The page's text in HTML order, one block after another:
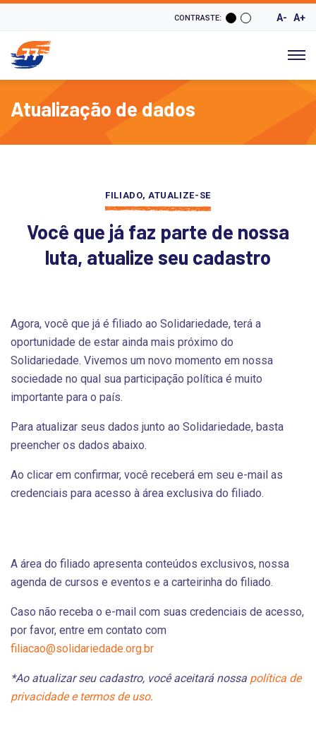
CONTRASTE: A- A+
Atualização de dados
FILIADO, ATUALIZE-SE
Você que já faz parte de nossa
luta, atualize seu cadastro
Agora, você que já é filiado ao Solidariedade, terá a
oportunidade de estar ainda mais próximo do
Solidariedade. Vivemos um novo momento em nossa
sociedade no qual sua participação política é muito
importante para o país.
Para atualizar seus dados junto ao Solidariedade, basta
preencher os dados abaixo.
Ao clicar em confirmar, você receberá em seu e-mail as
credenciais para acesso à área exclusiva do filiado.
A área do filiado apresenta conteúdos exclusivos, nossa
agenda de cursos e eventos e a carteirinha do filiado.
Caso não receba o e-mail com suas credenciais de acesso,
por favor, entre em contato com
filiacao@solidariedade.org.br
*Ao atualizar seu cadastro, você aceitará nossa política de
privacidade e termos de uso.